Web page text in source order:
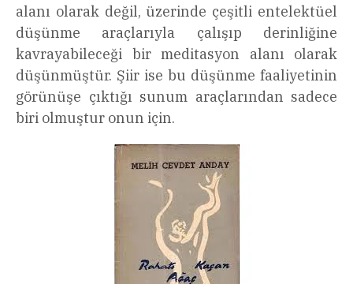
alanı olarak değil, üzerinde çeşitli entelektüel
düşünme araçlarıyla çalışıp derinliğine
kavrayabileceği bir meditasyon alanı olarak
düşünmüştür. Şiir ise bu düşünme faaliyetinin
görünüşe çıktığı sunum araçlarından sadece
biri olmuştur onun için.